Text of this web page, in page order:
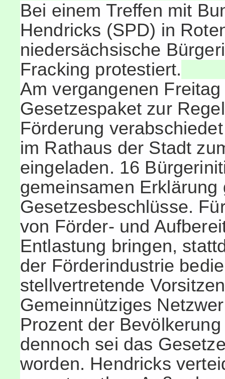
Bei einem Treffen mit
Hendricks (SPD) in
niedersächsische
Fracking protestiert.
Am vergangenen
Gesetzespaket zur
Förderung
im Rathaus der Stadt
eingeladen. 16
gemeinsamen
Gesetzesbeschlüsse.
von Förder- und
Entlastung bringen,
der Förderindustrie
stellvertretende
Gemeinnütziges
Prozent der
dennoch sei das
worden. Hendricks